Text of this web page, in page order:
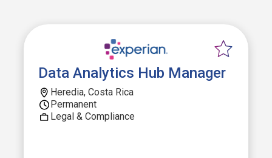
Data Analytics Hub Manager
Heredia, Costa Rica
Permanent
Legal & Compliance